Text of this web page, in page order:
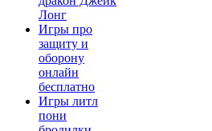
Лонг
Игры про
защиту и
оборону
онлайн
бесплатно
Игры литл
пони